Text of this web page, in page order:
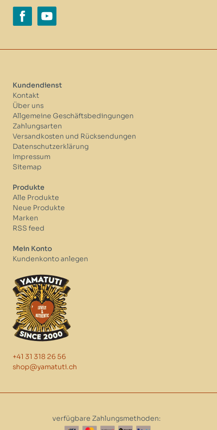
Kundendienst
Kontakt
Über uns
Allgemeine Geschäftsbedingungen
Zahlungsarten
Versandkosten und Rücksendungen
Datenschutzerklärung
Impressum
Sitemap
Produkte
Alle Produkte
Neue Produkte
Marken
RSS feed
Mein Konto
Kundenkonto anlegen
+41 31 318 26 56
shop@yamatuti.ch
verfügbare Zahlungsmethoden: